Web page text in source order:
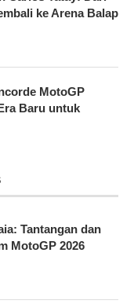
ke Arena Balap
MotoGP
Baru untuk
Tantangan dan
MotoGP 2026